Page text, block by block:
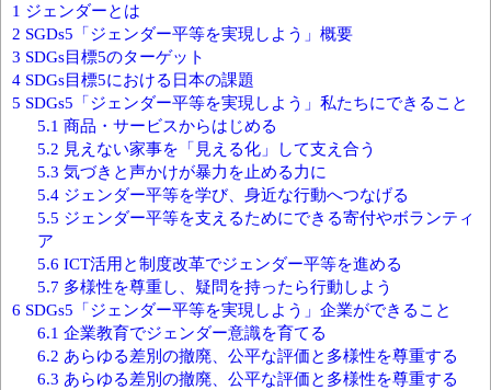
1 ジェンダーとは
2 SGDs5「ジェンダー平等を実現しよう」概要
3 SDGs目標5のターゲット
4 SDGs目標5における日本の課題
5 SDGs5「ジェンダー平等を実現しよう」私たちにできること
5.1 商品・サービスからはじめる
5.2 見えない家事を「見える化」して支え合う
5.3 気づきと声かけが暴力を止める力に
5.4ジェンダー平等を学び、身近な行動へつなげる
5.5 ジェンダー平等を支えるためにできる寄付やボランティ
ア
5.6 ICT活用と制度改革でジェンダー平等を進める
5.7 多様性を尊重し、疑問を持ったら行動しよう
6 SDGs5「ジェンダー平等を実現しよう」企業ができること
6.1 企業教育でジェンダー意識を育てる
6.2 あらゆる差別の撤廃、公平な評価と多様性を尊重する
6.3 あらゆる差別の撤廃、公平な評価と多様性を尊重する